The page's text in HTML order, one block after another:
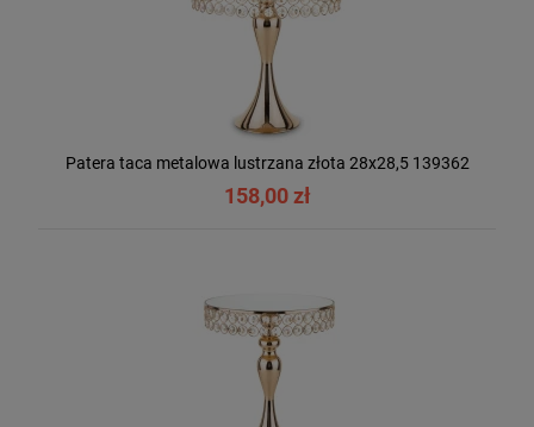
Patera taca metalowa lustrzana złota 28x28,5 139362
158,00 zł